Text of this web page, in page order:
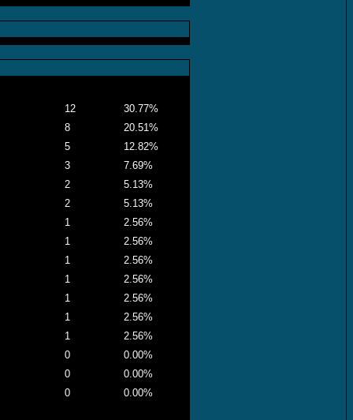
12
30.77%
8
20.51%
5
12.82%
3
7.69%
2
5.13%
2
5.13%
1
2.56%
1
2.56%
1
2.56%
1
2.56%
1
2.56%
1
2.56%
1
2.56%
0
0.00%
0
0.00%
0 0.00%